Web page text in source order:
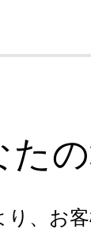
た
、お